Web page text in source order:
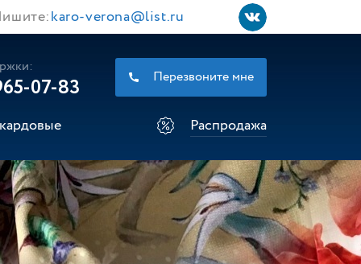
karo-verona@list.ru
07-83
Перезвоните мне
Распродажа